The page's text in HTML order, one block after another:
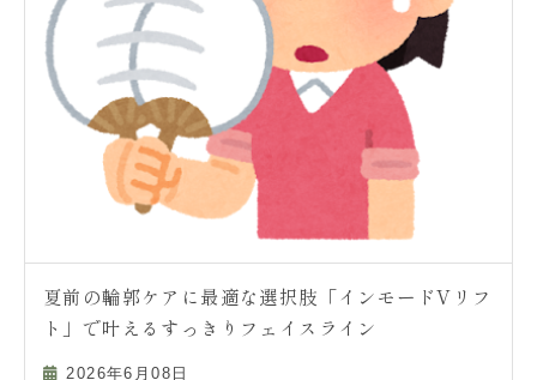
夏前の輪郭ケアに最適な選択肢「インモードVリフ
ト」で叶えるすっきりフェイスライン
2026年6月08日